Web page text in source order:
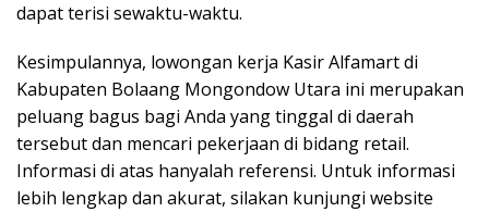
dapat terisi sewaktu-waktu.
Kesimpulannya, lowongan kerja Kasir Alfamart di
Kabupaten Bolaang Mongondow Utara ini merupakan
peluang bagus bagi Anda yang tinggal di daerah
tersebut dan mencari pekerjaan di bidang retail.
Informasi di atas hanyalah referensi. Untuk informasi
lebih lengkap dan akurat, silakan kunjungi website